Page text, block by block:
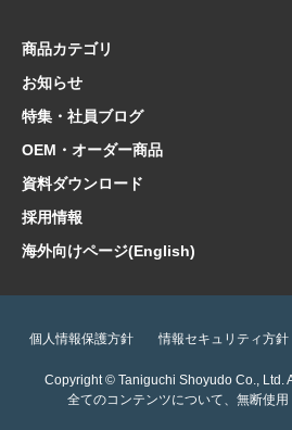
2025.3.14
2025.2.5
在庫限り終了商品のお
紙・型もの】
2025.1.21
【新商品案内】海外で
2025.1.10
【新商品案内】日本文
れるご朱印帳コレクシ
小物雑貨・OA和紙】
商品カテゴリ
お知らせ
特集・社員ブログ
OEM・オーダー商品
資料ダウンロード
採用情報
海外向けページ(English)
個人情報保護方針 情報セキュリティ方針
Copyright © Taniguchi Shoyudo Co., Ltd.
全てのコンテンツについて、無断使